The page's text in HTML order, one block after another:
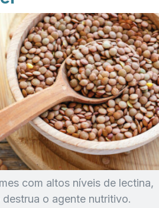
com altos níveis de lectina,
o agente nutritivo.